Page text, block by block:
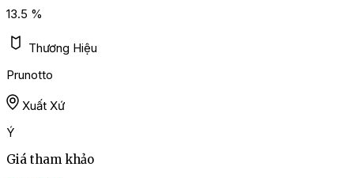
13.5 %
Thương Hiệu
Prunotto
Xuất Xứ
Ý
Giá tham khảo